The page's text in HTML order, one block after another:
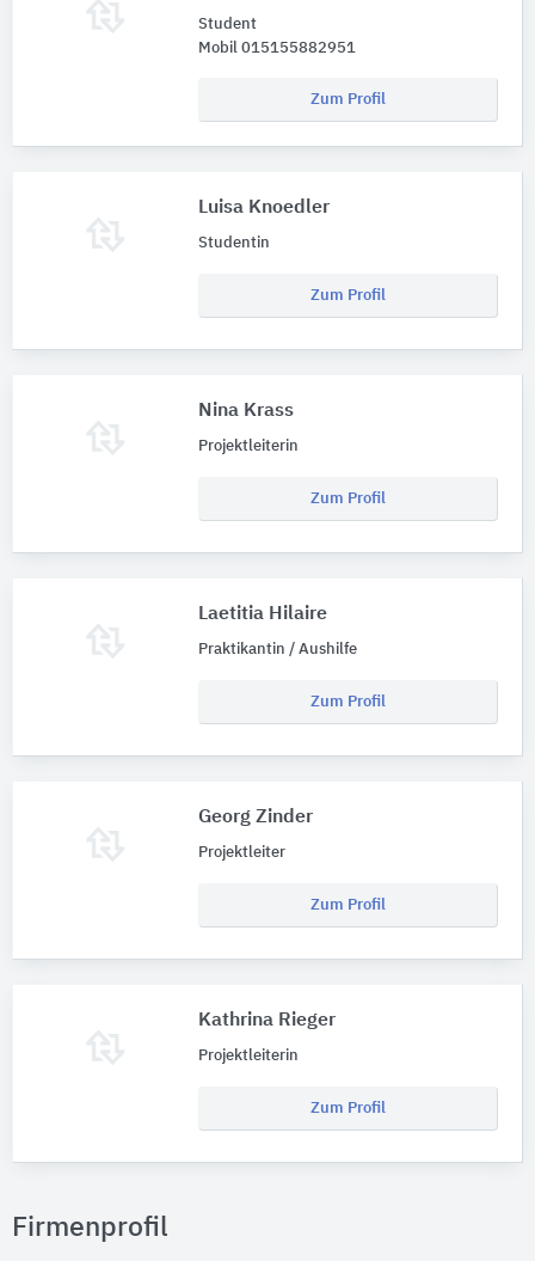
Student
Mobil 015155882951
Zum Profil
Luisa Knoedler
Studentin
Zum Profil
Nina Krass
Projektleiterin
Zum Profil
Laetitia Hilaire
Praktikantin / Aushilfe
Zum Profil
Georg Zinder
Projektleiter
Zum Profil
Kathrina Rieger
Projektleiterin
Zum Profil
Firmenprofil